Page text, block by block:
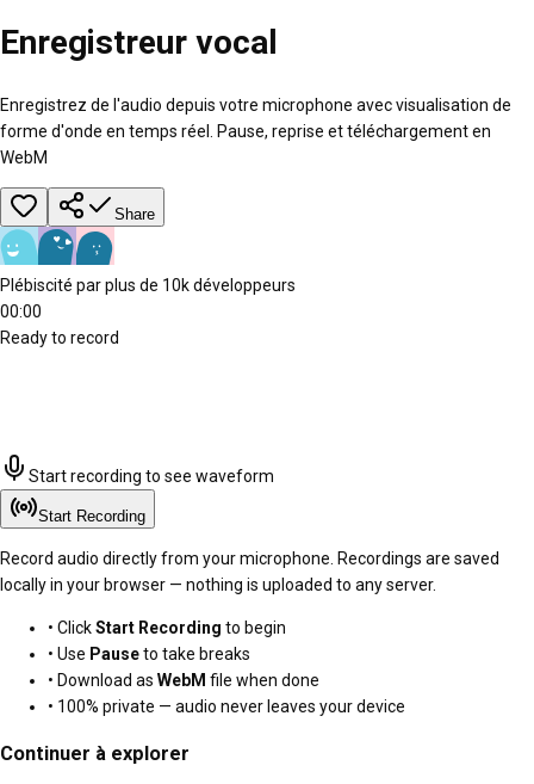
Enregistreur vocal
Enregistrez de l'audio depuis votre microphone avec visualisation de
forme d'onde en temps réel. Pause, reprise et téléchargement en
WebM
Share
Plébiscité par plus de 10k développeurs
00:00
Ready to record
Start recording to see waveform
Start Recording
Record audio directly from your microphone. Recordings are saved
locally in your browser — nothing is uploaded to any server.
• ClickStart Recording to begin
• Use Pauseto take breaks
• Download as WebM file when done
• 100% private — audio never leaves your device
Continuer à explorer